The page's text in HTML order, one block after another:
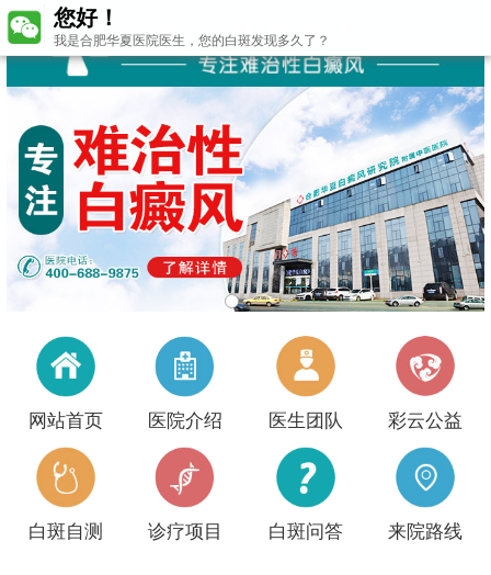
网站首页 医院介绍 医生团队 彩云公益
白斑自测 诊疗项目 白斑问答 来院路线
您好！
我是合肥华夏医院医生，您的白斑发现多久了？